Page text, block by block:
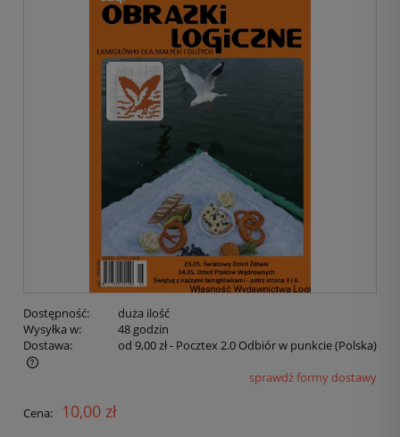
Dostępność:
duża ilość
Wysyłka w:
48 godzin
Dostawa:
od 9,00 zł- Pocztex 2.0 Odbiór w punkcie(Polska)
sprawdź formy dostawy
Cena: 10,00 zł